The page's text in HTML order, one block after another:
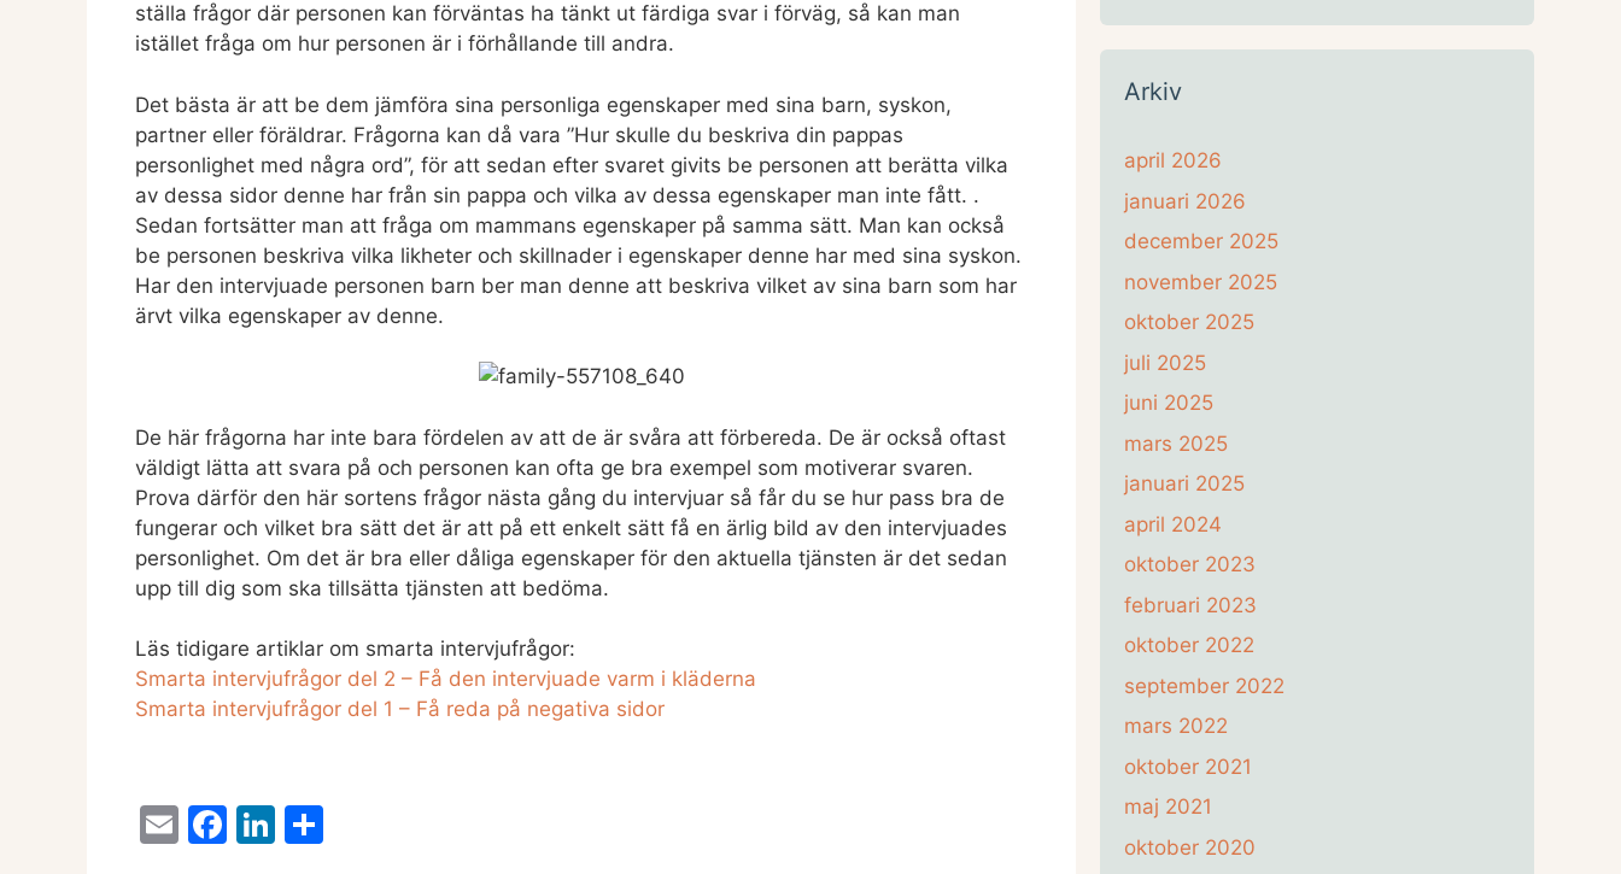
ställa frågor där personen kan förväntas ha tänkt ut färdiga svar i förväg, så kan man
istället fråga om hur personen är i förhållande till andra.
Det bästa är att be dem jämföra sina personliga egenskaper med sina barn, syskon,
partner eller föräldrar. Frågorna kan då vara ”Hur skulle du beskriva din pappas
personlighet med några ord”, för att sedan efter svaret givits be personen att berätta vilka
av dessa sidor denne har från sin pappa och vilka av dessa egenskaper man inte fått. .
Sedan fortsätter man att fråga om mammans egenskaper på samma sätt. Man kan också
be personen beskriva vilka likheter och skillnader i egenskaper denne har med sina syskon.
Har den intervjuade personen barn ber man denne att beskriva vilket av sina barn som har
ärvt vilka egenskaper av denne.
De här frågorna har inte bara fördelen av att de är svåra att förbereda. De är också oftast
väldigt lätta att svara på och personen kan ofta ge bra exempel som motiverar svaren.
Prova därför den här sortens frågor nästa gång du intervjuar så får du se hur pass bra de
fungerar och vilket bra sätt det är att på ett enkelt sätt få en ärlig bild av den intervjuades
personlighet. Om det är bra eller dåliga egenskaper för den aktuella tjänsten är det sedan
upp till dig som ska tillsätta tjänsten att bedöma.
Läs tidigare artiklar om smarta intervjufrågor:
Smarta intervjufrågor del 2 – Få den intervjuade varm i kläderna
Smarta intervjufrågor del 1 – Få reda på negativa sidor
E
F
Li
Arkiv
april 2026
januari 2026
december 2025
november 2025
oktober 2025
juli 2025
juni 2025
mars 2025
januari 2025
april 2024
oktober 2023
februari 2023
oktober 2022
september 2022
mars 2022
oktober 2021
maj 2021
oktober 2020